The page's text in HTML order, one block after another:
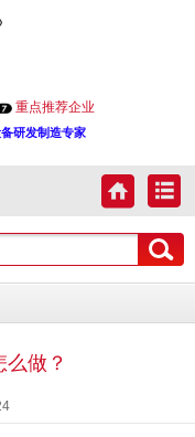
重点推荐企业
研发制造专家
做？